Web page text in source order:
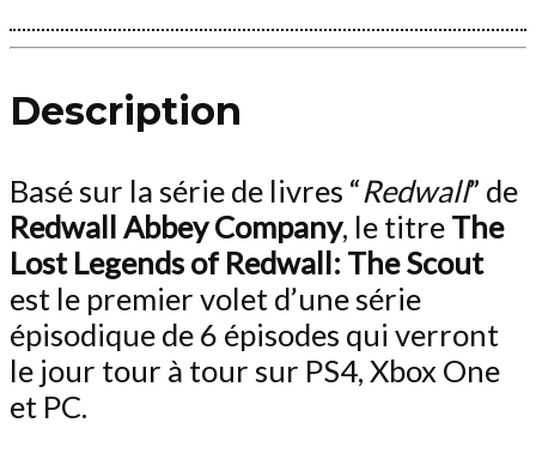
Description
Basé sur la série de livres “Redwall” de
Redwall Abbey Company, le titre The
Lost Legends of Redwall: The Scout
est le premier volet d’une série
épisodique de 6 épisodes qui verront
le jour tour à tour sur PS4, Xbox One
et PC.